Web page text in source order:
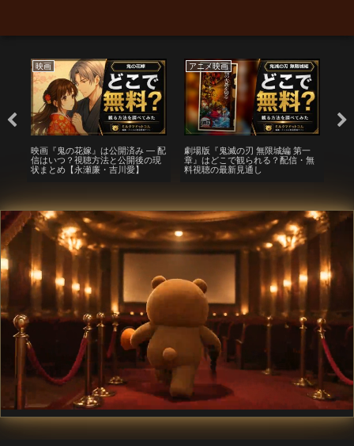
映画
映画『鬼の花嫁』は公開済み — 配
信はいつ？視聴方法と公開後の現
状まとめ【永瀬廉・吉川愛】
アニメ映画
劇場版『鬼滅の刃 無限城編 第一
章』はどこで観られる？配信・無
料視聴の最新見通し